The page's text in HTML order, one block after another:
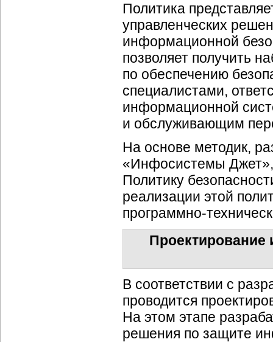
Политика
управленческих
информационной
позволяет получить
по обеспечению
специалистами,
информационной
и обслуживающим
На основе методик,
«Инфосистемы
Политику
реализации этой
программно-
В соответствии с
проводится
На этом этапе
решения по защите